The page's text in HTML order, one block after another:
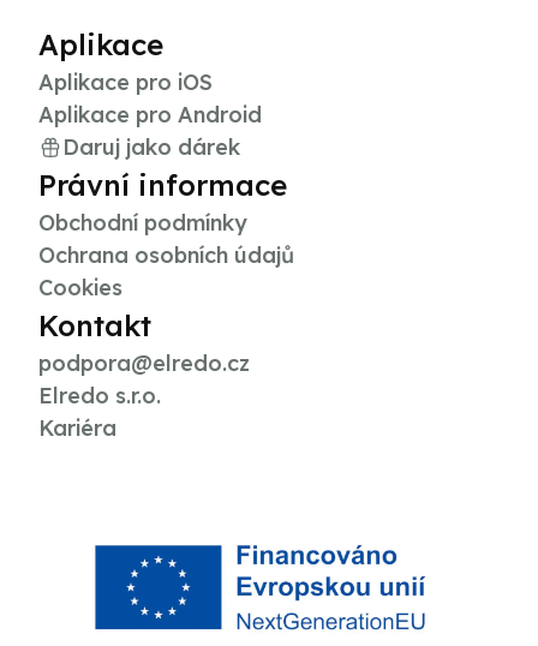
Aplikace
Aplikace pro iOS
Aplikace pro Android
Daruj jako dárek
Právní informace
Obchodní podmínky
Ochrana osobních údajů
Cookies
Kontakt
podpora@elredo.cz
Elredo s.r.o.
Kariéra